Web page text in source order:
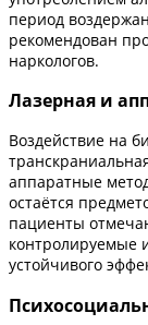
период
рекомендован
наркологов.
Лазерная и
Воздействие на
аппаратные
остаётся
пациенты
контролируемые
устойчивого